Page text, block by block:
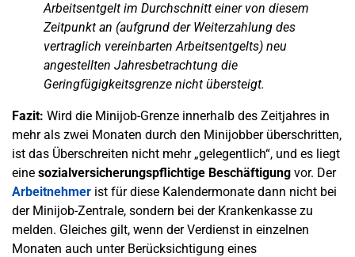
Arbeitsentgelt im Durchschnitt einer von diesem
Zeitpunkt an (aufgrund der Weiterzahlung des
vertraglich vereinbarten Arbeitsentgelts) neu
angestellten Jahresbetrachtung die
Geringfügigkeitsgrenze nicht übersteigt.
Fazit: Wird die Minijob-Grenze innerhalb des Zeitjahres in
mehr als zwei Monaten durch den Minijobber überschritten,
ist das Überschreiten nicht mehr „gelegentlich“, und es liegt
eine sozialversicherungspflichtige Beschäftigung vor. Der
Arbeitnehmer ist für diese Kalendermonate dann nicht bei
der Minijob-Zentrale, sondern bei der Krankenkasse zu
melden. Gleiches gilt, wenn der Verdienst in einzelnen
Monaten auch unter Berücksichtigung eines